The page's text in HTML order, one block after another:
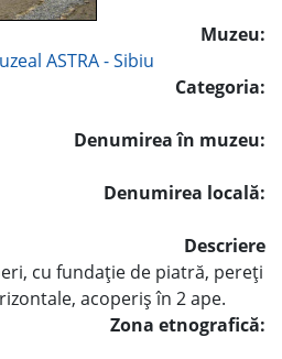
Muzeu:
ASTRA - Sibiu
Categoria:
Denumirea în muzeu:
Denumirea locală:
Descriere
cu fundaţie de piatră, pereţi
acoperiş în 2 ape.
Zona etnografică: